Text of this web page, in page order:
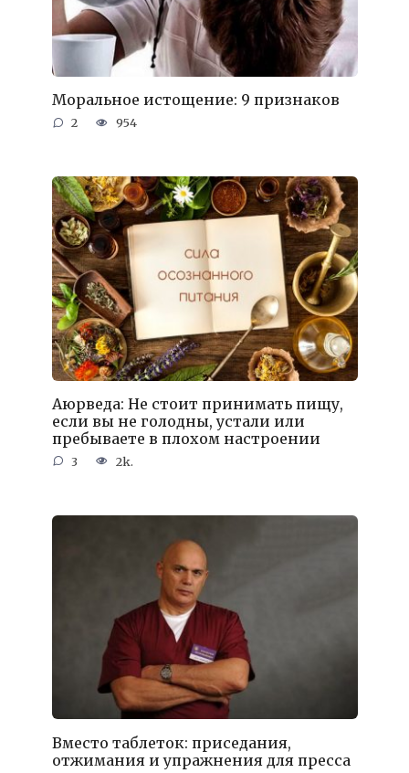
Моральное истощение: 9 признаков
2 954
Аюрведа: Не стоит принимать пищу,
если вы не голодны, устали или
пребываете в плохом настроении
3 2k.
Вместо таблеток: приседания,
отжимания и упражнения для пресса